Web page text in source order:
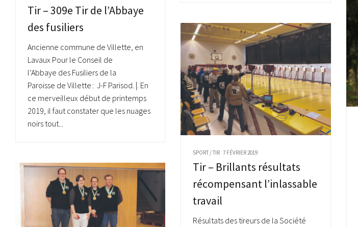
Tir – 309e Tir de l’Abbaye
des fusiliers
Ancienne commune de Villette, en
Lavaux Pour le Conseil de
l’Abbaye des Fusiliers de la
Paroisse de Villette : J-F Parisod. |. En
ce merveilleux début de printemps
2019, il faut constater que les nuages
noirs tout...
SPORT /TIR 7 FÉVRIER 2019
Tir – Brillants résultats
récompensant l’inlassable
travail
Résultats des tireurs de la Société